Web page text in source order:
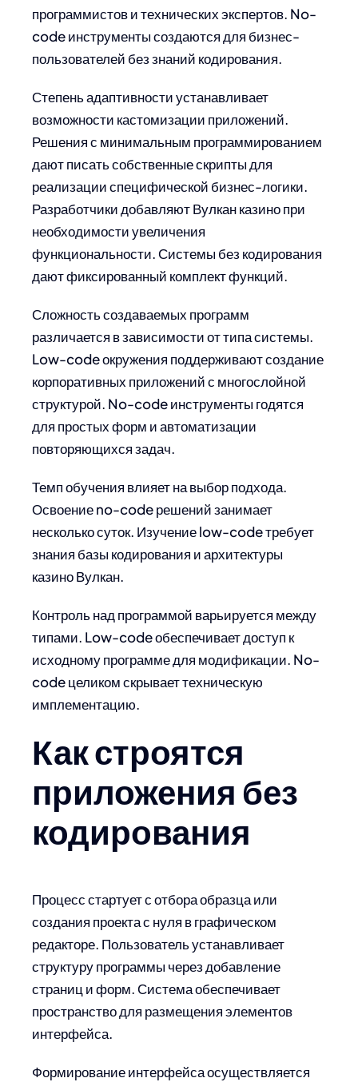
программистов и технических экспертов. No-
code инструменты создаются для бизнес-
пользователей без знаний кодирования.
Степень адаптивности устанавливает
возможности кастомизации приложений.
Решения с минимальным программированием
дают писать собственные скрипты для
реализации специфической бизнес-логики.
Разработчики добавляют Вулкан казино при
необходимости увеличения
функциональности. Системы без кодирования
дают фиксированный комплект функций.
Сложность создаваемых программ
различается в зависимости от типа системы.
Low-code окружения поддерживают создание
корпоративных приложений с многослойной
структурой. No-code инструменты годятся
для простых форм и автоматизации
повторяющихся задач.
Темп обучения влияет на выбор подхода.
Освоение no-code решений занимает
несколько суток. Изучение low-code требует
знания базы кодирования и архитектуры
казино Вулкан.
Контроль над программой варьируется между
типами. Low-code обеспечивает доступ к
исходному программе для модификации. No-
code целиком скрывает техническую
имплементацию.
Как строятся
приложения без
кодирования
Процесс стартует с отбора образца или
создания проекта с нуля в графическом
редакторе. Пользователь устанавливает
структуру программы через добавление
страниц и форм. Система обеспечивает
пространство для размещения элементов
интерфейса.
Формирование интерфейса осуществляется